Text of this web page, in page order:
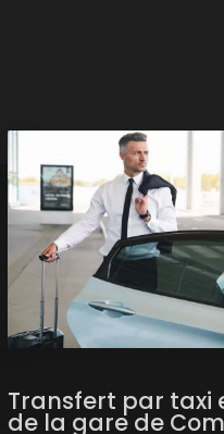
Transfert par taxi
de la gare de